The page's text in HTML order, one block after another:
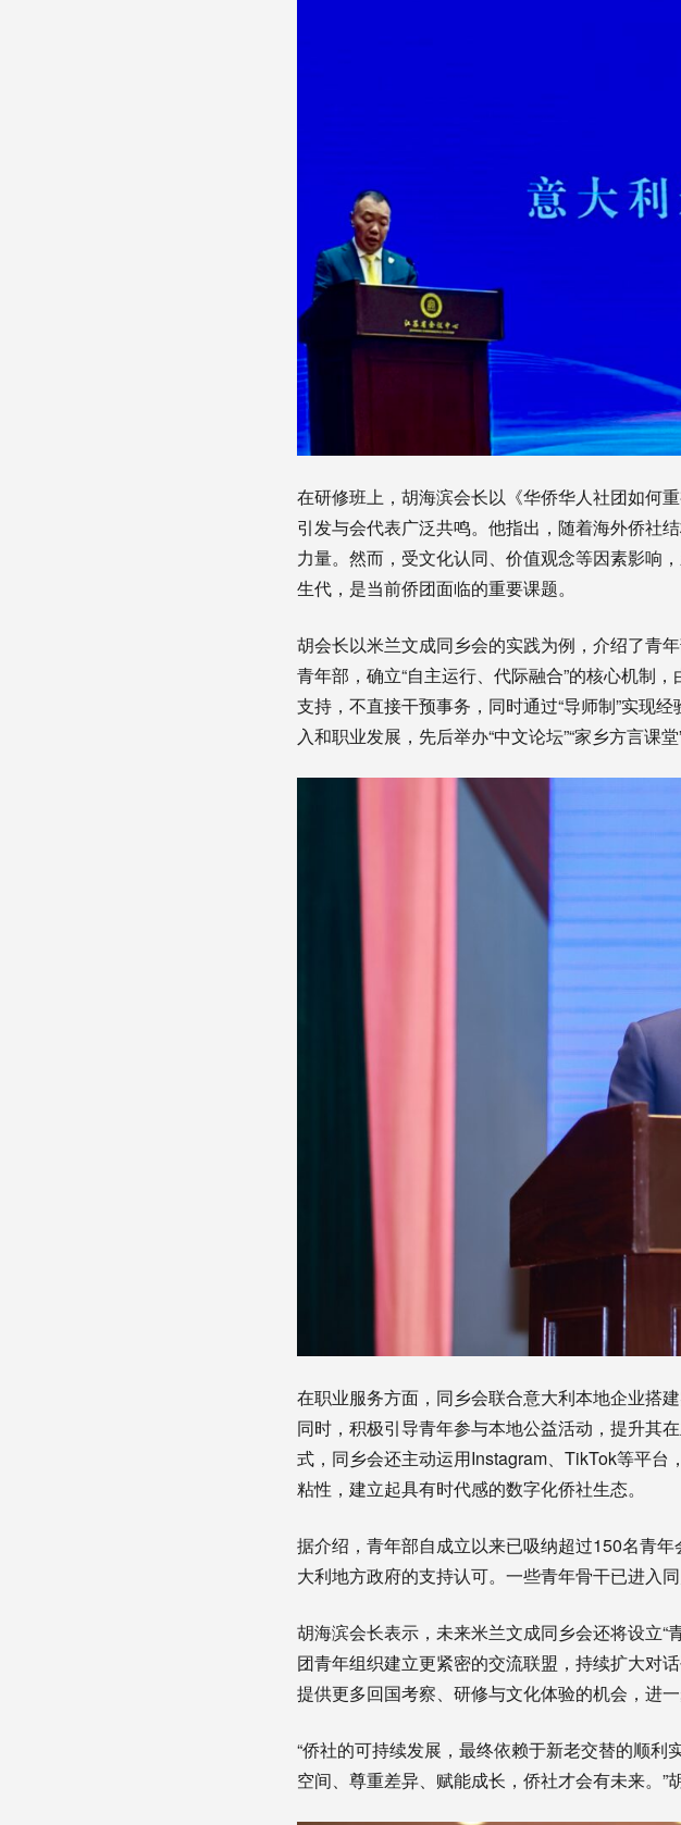
在研修班上，胡海滨会长以《华侨华人社团如何
引发与会代表广泛共鸣。他指出，随着海外侨社
力量。然而，受文化认同、价值观念等因素影响
生代，是当前侨团面临的重要课题。
胡会长以米兰文成同乡会的实践为例，介绍了青
青年部，确立“自主运行、代际融合”的核心机制
支持，不直接干预事务，同时通过“导师制”实现
入和职业发展，先后举办“中文论坛”“家乡方言课
在职业服务方面，同乡会联合意大利本地企业搭
同时，积极引导青年参与本地公益活动，提升其
式，同乡会还主动运用Instagram、TikTok等平
粘性，建立起具有时代感的数字化侨社生态。
据介绍，青年部自成立以来已吸纳超过150名青
大利地方政府的支持认可。一些青年骨干已进入
胡海滨会长表示，未来米兰文成同乡会还将设立
团青年组织建立更紧密的交流联盟，持续扩大对
提供更多回国考察、研修与文化体验的机会，进
“侨社的可持续发展，最终依赖于新老交替的顺
空间、尊重差异、赋能成长，侨社才会有未来。”